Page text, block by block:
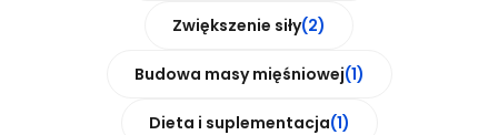
Zwiększenie siły(2)
Budowa masy mięśniowej(1)
Dieta i suplementacja(1)